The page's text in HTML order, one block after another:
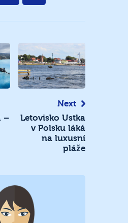
–
Next
Letovisko Ustka
v Polsku láká
na luxusní
pláže